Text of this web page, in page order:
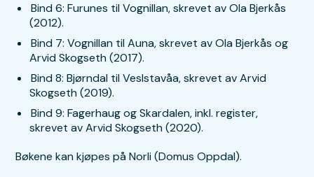
Bind 6: Furunes til Vognillan, skrevet av Ola Bjerkås
(2012).
Bind 7: Vognillan til Auna, skrevet av Ola Bjerkås og
Arvid Skogseth (2017).
Bind 8: Bjørndal til Veslstavåa, skrevet av Arvid
Skogseth (2019).
Bind 9: Fagerhaug og Skardalen, inkl. register,
skrevet av Arvid Skogseth (2020).
Bøkene kan kjøpes på Norli (Domus Oppdal).